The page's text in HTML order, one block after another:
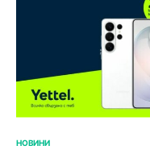
НОВИНИ